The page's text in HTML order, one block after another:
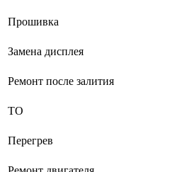
домофонов
драйкулеров
Прошивка
Замена дисплея
Ремонт после залития
ТО
Перегрев